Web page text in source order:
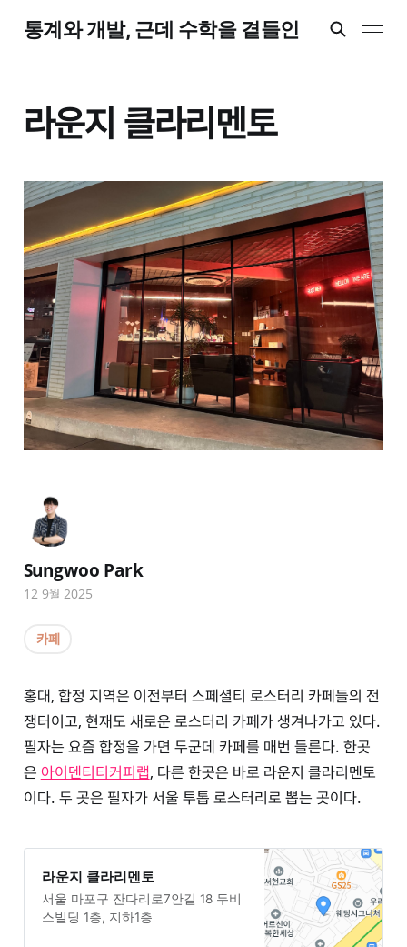
통계와 개발, 근데 수학을 곁들인
라운지 클라리멘토
홍대, 합정 지역은 이전부터 스페셜티 로스터리 카페들의 전
쟁터이고, 현재도 새로운 로스터리 카페가 생겨나가고 있다.
필자는 요즘 합정을 가면 두군데 카페를 매번 들른다. 한곳
은 아이덴티티커피랩, 다른 한곳은 바로 라운지 클라리멘토
이다. 두 곳은 필자가 서울 투톱 로스터리로 뽑는 곳이다.
라운지 클라리멘토
서울 마포구 잔다리로7안길 18 두비
스빌딩 1층, 지하1층
Sungwoo Park
12 9월 2025
카페